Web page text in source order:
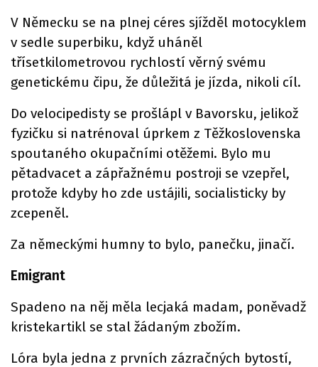
V Německu se na plnej céres sjížděl motocyklem
v sedle superbiku, když uháněl
třísetkilometrovou rychlostí věrný svému
genetickému čipu, že důležitá je jízda, nikoli cíl.
Do velocipedisty se prošlápl v Bavorsku, jelikož
fyzičku si natrénoval úprkem z Těžkoslovenska
spoutaného okupačními otěžemi. Bylo mu
pětadvacet a zápřažnému postroji se vzepřel,
protože kdyby ho zde ustájili, socialisticky by
zcepeněl.
Za německými humny to bylo, panečku, jinačí.
Emigrant
Spadeno na něj měla lecjaká madam, poněvadž
kristekartikl se stal žádaným zbožím.
Lóra byla jedna z prvních zázračných bytostí,